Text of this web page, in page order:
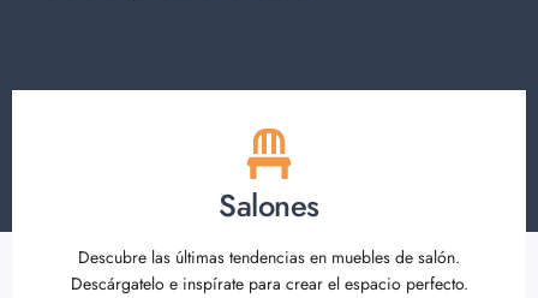
Salones
Descubre las últimas tendencias en muebles de salón.
Descárgatelo e inspírate para crear el espacio perfecto.